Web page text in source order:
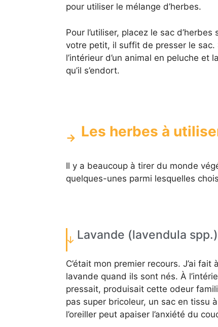
pour utiliser le mélange d’herbes.
Pour l’utiliser, placez le sac
votre petit, il suffit de presser le sac.
l’intérieur d’un animal en peluche
qu’il s’endort.
Les herbes à
Il y a beaucoup à tirer du monde
quelques-unes parmi lesquelles
Lavande (lavendula spp.)
C’était mon premier recours. J’ai
lavande quand ils sont nés. À
pressait, produisait cette odeur
pas super bricoleur, un sac en tissu
l’oreiller peut apaiser l’anxiété du